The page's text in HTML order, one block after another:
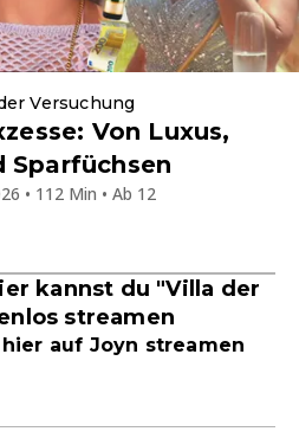
Versuchung
Von Luxus,
Sparfüchsen
• 112 Min • Ab 12
kannst du "Villa der
streamen
auf Joyn streamen